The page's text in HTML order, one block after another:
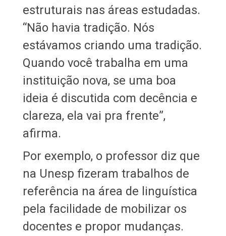
estruturais nas áreas estudadas.
“Não havia tradição. Nós
estávamos criando uma tradição.
Quando você trabalha em uma
instituição nova, se uma boa
ideia é discutida com decência e
clareza, ela vai pra frente”,
afirma.
Por exemplo, o professor diz que
na Unesp fizeram trabalhos de
referência na área de linguística
pela facilidade de mobilizar os
docentes e propor mudanças.